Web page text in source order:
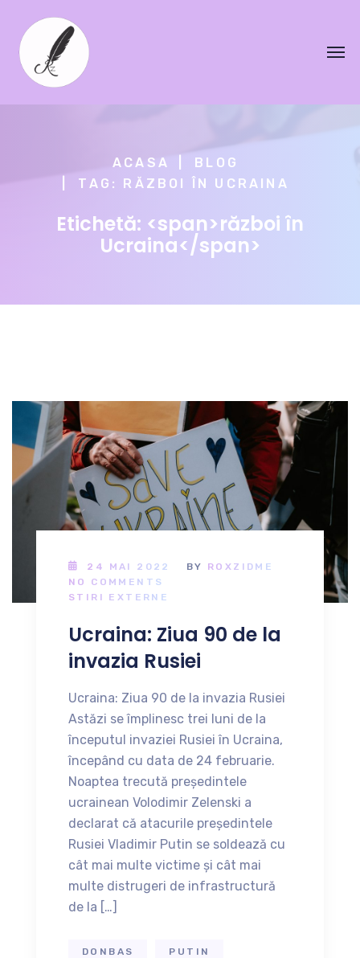
ACASA
BLOG
TAG: RĂZBOI ÎN UCRAINA
Etichetă: <span>război în
Ucraina</span>
24 MAI 2022 BY ROXZIDME
NO COMMENTS
STIRI EXTERNE
Ucraina: Ziua 90 de la
invazia Rusiei
Ucraina: Ziua 90 de la invazia Rusiei
Astăzi se împlinesc trei luni de la
începutul invaziei Rusiei în Ucraina,
începând cu data de 24 februarie.
Noaptea trecută președintele
ucrainean Volodimir Zelenski a
declarat că atacurile președintele
Rusiei Vladimir Putin se soldează cu
cât mai multe victime și cât mai
multe distrugeri de infrastructură
de la […]
DONBAS PUTIN